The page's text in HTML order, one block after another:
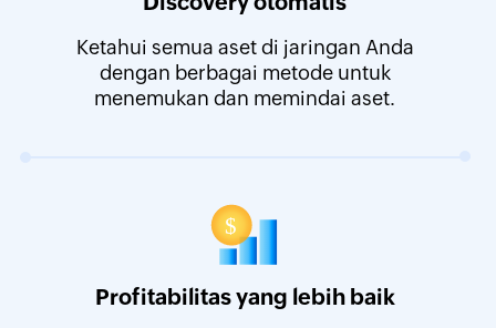
Ketahui semua aset di jaringan Anda
dengan berbagai metode untuk
menemukan dan memindai aset.
Profitabilitas yang lebih baik